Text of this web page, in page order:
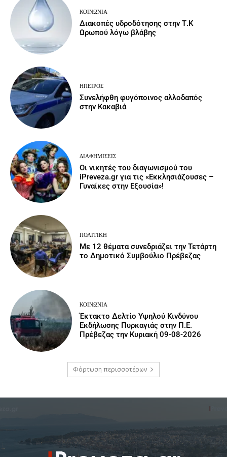
ΚΟΙΝΩΝΙΑ
Διακοπές υδροδότησης στην Τ.Κ
Ωρωπού λόγω βλάβης
ΉΠΕΙΡΟΣ
Συνελήφθη φυγόποινος αλλοδαπός
στην Κακαβιά
ΔΙΑΦΗΜΊΣΕΙΣ
Οι νικητές του διαγωνισμού του
iPreveza.gr για τις «Εκκλησιάζουσες –
Γυναίκες στην Εξουσία»!
ΠΟΛΙΤΙΚΉ
Με 12 θέματα συνεδριάζει την Τετάρτη
το Δημοτικό Συμβούλιο Πρέβεζας
ΚΟΙΝΩΝΙΑ
Έκτακτο Δελτίο Υψηλού Κινδύνου
Εκδήλωσης Πυρκαγιάς στην Π.Ε.
Πρέβεζας την Κυριακή 09-08-2026
Φόρτωση περισσοτέρων